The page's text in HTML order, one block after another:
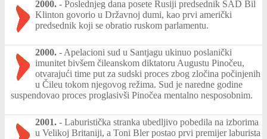
2000. - Poslednjeg dana posete Rusiji predsednik SAD Bil
Klinton govorio u Državnoj dumi, kao prvi američki
predsednik koji se obratio ruskom parlamentu.
2000. - Apelacioni sud u Santjagu ukinuo poslanički
imunitet bivšem čileanskom diktatoru Augustu Pinočeu,
otvarajući time put za sudski proces zbog zločina počinjenih
u Čileu tokom njegovog režima. Sud je naredne godine
suspendovao proces proglasivši Pinočea mentalno nesposobnim.
2001. - Laburistička stranka ubedljivo pobedila na izborima
u Velikoj Britaniji, a Toni Bler postao prvi premijer laburista